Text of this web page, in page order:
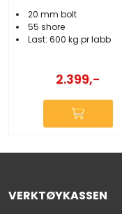
20 mm bolt
55 shore
Last: 600 kg pr labb
2.399,-
VERKTØYKASSEN